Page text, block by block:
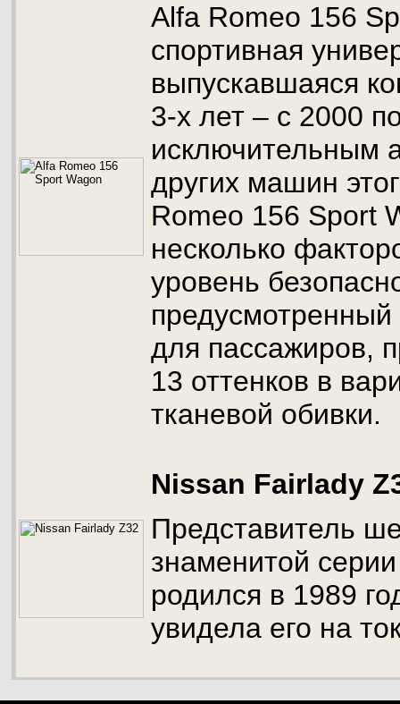
Alfa Romeo 156
спортивная
выпускавшаяся
3-х лет – с 2000
исключительным
других машин
Romeo 156 Sport
несколько
уровень
для пассажиров,
13 оттенков в
тканевой обивки.
Nissan Fairlady
Представитель
знаменитой
родился в 1989
увидела его на